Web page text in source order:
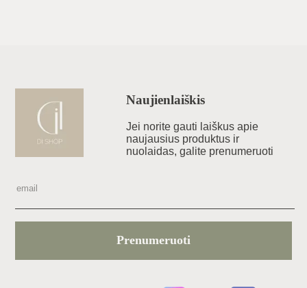
Naujienlaiškis
Jei norite gauti laiškus apie
naujausius produktus ir
nuolaidas, galite prenumeruoti
Prenumeruoti